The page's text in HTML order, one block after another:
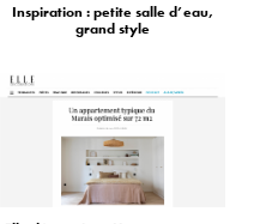
Inspiration : petite salle d’eau,
grand style